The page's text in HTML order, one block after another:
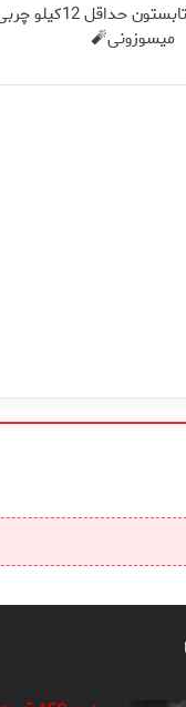
از الان تا آخر تابستون حداقل
میسوزونی🧨